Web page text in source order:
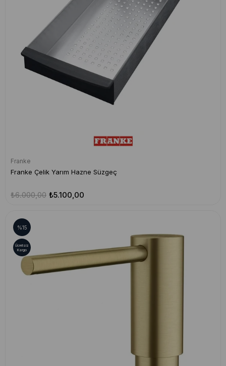
Franke
Franke Çelik Yarım Hazne Süzgeç
₺5.100,00
₺6.000,00
%15
Ücretsiz
Kargo